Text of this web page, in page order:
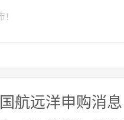
国航远洋申购消息